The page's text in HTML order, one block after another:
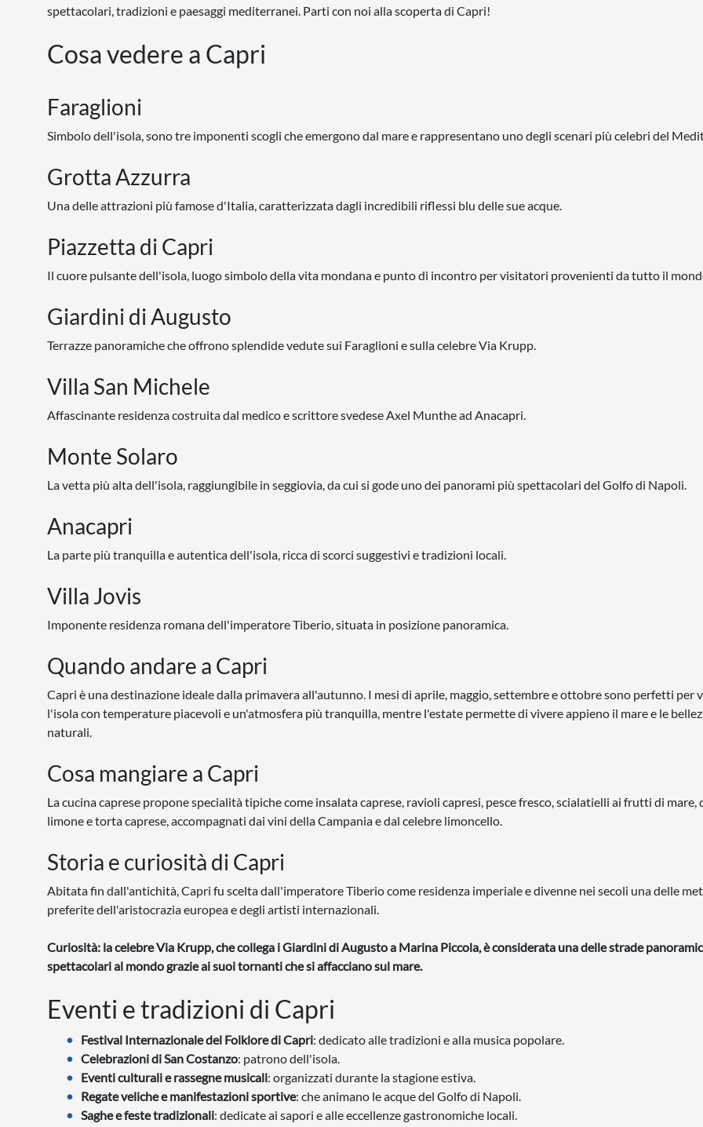
spettacolari, tradizioni e paesaggi mediterranei. Parti con noi alla scoperta di Capri!
Cosa vedere a Capri
Faraglioni
Simbolo dell'isola, sono tre imponenti scogli che emergono dal mare e rappresentano uno degli scenari più celebri del
Grotta Azzurra
Una delle attrazioni più famose d'Italia, caratterizzata dagli incredibili riflessi blu delle sue acque.
Piazzetta di Capri
Il cuore pulsante dell'isola, luogo simbolo della vita mondana e punto di incontro per visitatori provenienti da tutto il
Giardini di Augusto
Terrazze panoramiche che offrono splendide vedute sui Faraglioni e sulla celebre Via Krupp.
Villa San Michele
Affascinante residenza costruita dal medico e scrittore svedese Axel Munthe ad Anacapri.
Monte Solaro
La vetta più alta dell'isola, raggiungibile in seggiovia, da cui si gode uno dei panorami più spettacolari del Golfo di Napoli.
Anacapri
La parte più tranquilla e autentica dell'isola, ricca di scorci suggestivi e tradizioni locali.
Villa Jovis
Imponente residenza romana dell'imperatore Tiberio, situata in posizione panoramica.
Quando andare a Capri
Capri è una destinazione ideale dalla primavera all'autunno. I mesi di aprile, maggio, settembre e ottobre sono perfetti per
l'isola con temperature piacevoli e un'atmosfera più tranquilla, mentre l'estate permette di vivere appieno il mare e le
naturali.
Cosa mangiare a Capri
La cucina caprese propone specialità tipiche come insalata caprese, ravioli capresi, pesce fresco, scialatielli ai frutti di mare,
limone e torta caprese, accompagnati dai vini della Campania e dal celebre limoncello.
Storia e curiosità di Capri
Abitata fin dall'antichità, Capri fu scelta dall'imperatore Tiberio come residenza imperiale e divenne nei secoli una delle
preferite dell'aristocrazia europea e degli artisti internazionali.
Curiosità: la celebre Via Krupp, che collega i Giardini di Augusto a Marina Piccola, è considerata una delle strade
spettacolari al mondo grazie ai suoi tornanti che si affacciano sul mare.
Eventi e tradizioni di Capri
Festival Internazionale del Folklore di Capri: dedicato alle tradizioni e alla musica popolare.
Celebrazioni di San Costanzo: patrono dell'isola.
Eventi culturali e rassegne musicali: organizzati durante la stagione estiva.
Regate veliche e manifestazioni sportive: che animano le acque del Golfo di Napoli.
Saghe e feste tradizionali: dedicate ai sapori e alle eccellenze gastronomiche locali.